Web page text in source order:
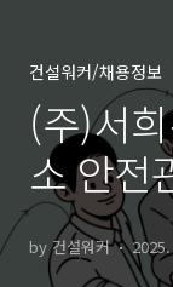
건설워커/채용정보
(주)서
소 안전
용
by 건설워커